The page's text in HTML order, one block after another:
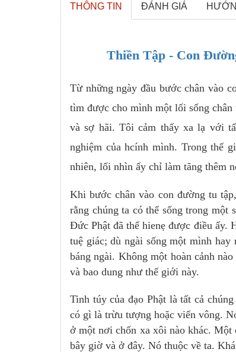
THÔNG TIN ĐÁNH GIÁ
Thiền Tập - Con
Từ những ngày đầu bước chân vào
tìm được cho mình một lối sống
và sợ hãi. Tôi cảm thấy xa lạ với
nghiệm của hcính mình. Trong thế
nhiên, lối nhìn ấy chỉ làm tăng thêm
Khi bước chân vào con đường tu
rằng chúng ta có thể sống trong
Đức Phật đã thể hienẹ được điều ấy.
tuệ giác; dù ngài sống một mình
báng ngài. Không một hoàn cảnh
và bao dung như thế giới này.
Tinh túy của đạo Phật là tất cả
có gì là trừu tượng hoặc viển vông.
ở một nơi chốn xa xôi nào khác. Một
bây giờ và ở đây. Nó thuộc về ta.